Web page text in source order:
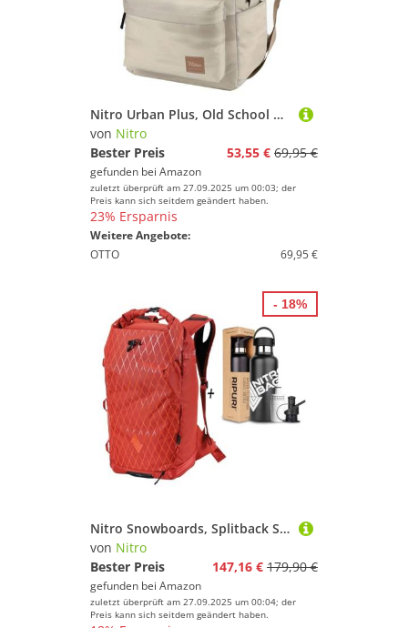
Nitro Urban Plus, Old School Daypack mit zusätzlichem gepolstertem Laptopfach, urbaner Streetpack, Alltagsrucksack, Schulrucksack, Schoolbag mit seitlichem Flaschenfach, Forged Camo
von Nitro
Bester Preis
53,55 € 69,95 €
gefunden bei Amazon
zuletzt überprüft am 27.09.2025 um 00:03; der
Preis kann sich seitdem geändert haben.
23% Ersparnis
Weitere Angebote:
OTTO
69,95 €
Nitro Snowboards, Splitback SET mit Ripuri 600 ml Flasche & Filter, Splitboard Rucksack, Tourenrucksack, 30 L, Supernova
von Nitro
Bester Preis
147,16 € 179,90 €
gefunden bei Amazon
zuletzt überprüft am 27.09.2025 um 00:04; der
Preis kann sich seitdem geändert haben.
- 18%